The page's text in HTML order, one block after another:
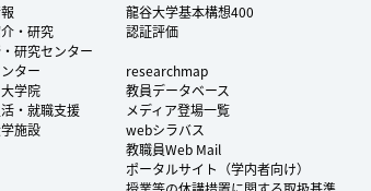
・研究
研究センター
ター
学院
・就職支援
施設
龍谷大学基本構想400
認証評価
researchmap
教員データベース
メディア登場一覧
webシラバス
教職員Web Mail
ポータルサイト（学内者向け）